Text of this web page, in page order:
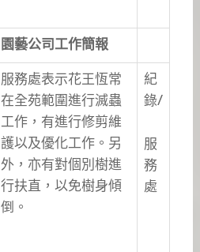
園藝公司工作簡報
服務處表示花王恆常
在全苑範圍進行滅蟲
工作，有進行修剪維
護以及優化工作。另
外，亦有對個別樹進
行扶直，以免樹身傾
倒。
紀
錄/
服
務
處